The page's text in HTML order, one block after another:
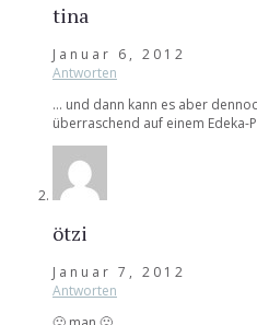
tina
Januar 6, 2012
Antworten
… und dann kann es aber
überraschend auf einem
ötzi
Januar 7, 2012
Antworten